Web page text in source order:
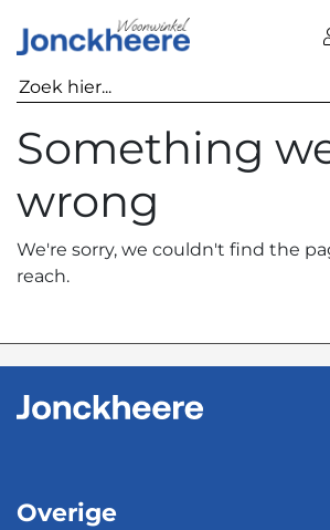
Something
wrong
We're sorry, we couldn't find the
reach.
Overige